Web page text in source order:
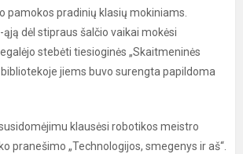
pamokos pradinių klasių mokiniams.
ąją dėl stipraus šalčio vaikai mokėsi
stebėti tiesioginės „Skaitmeninės
jiems buvo surengta papildoma
klausėsi robotikos meistro
pranešimo „Technologijos, smegenys ir aš“.